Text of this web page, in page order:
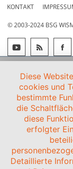
KONTAKT
© 2003-2024 BSG
Diese
cookies und
bestimmte
die
diese
erfolgter
Detaillierte